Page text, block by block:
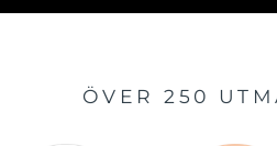
ÖVER 250